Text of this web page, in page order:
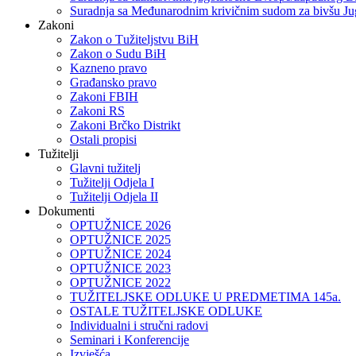
Suradnja sa Međunarodnim krivičnim sudom za bivšu
Zakoni
Zakon o Тužiteljstvu BiH
Zakon o Sudu BiH
Kazneno pravo
Građansko pravo
Zakoni FBIH
Zakoni RS
Zakoni Brčko Distrikt
Ostali propisi
Tužitelji
Glavni tužitelj
Tužitelji Odjela I
Tužitelji Odjela II
Dokumenti
OPTUŽNICE 2026
OPTUŽNICE 2025
OPTUŽNICE 2024
OPTUŽNICE 2023
OPTUŽNICE 2022
TUŽITELJSKE ODLUKE U PREDMETIMA 145a.
OSTALE TUŽITELJSKE ODLUKE
Individualni i stručni radovi
Seminari i Konferencije